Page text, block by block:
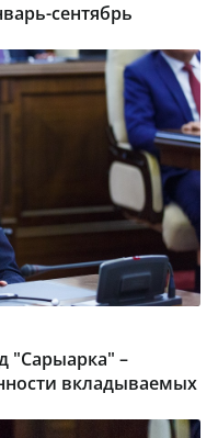
сентябрь
"Сарыарка" –
вкладываемых